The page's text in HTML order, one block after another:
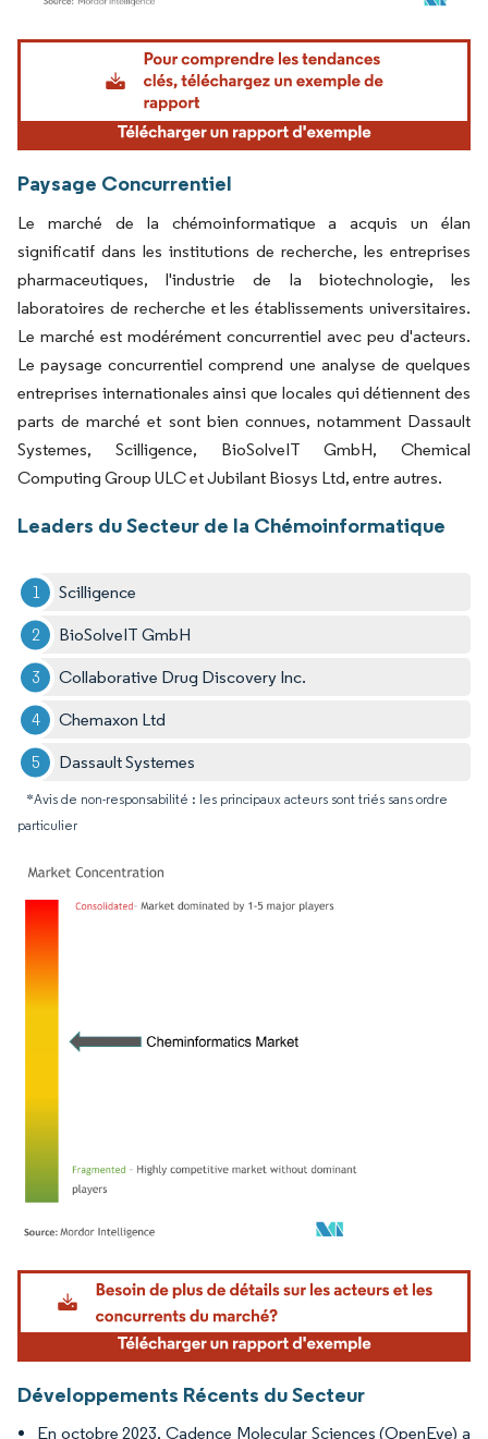
Image © Mordor Intelligence. La réutilisation nécessite une attribution sous CC BY
Paysage Concurrentiel
Le marché de la chémoinformatique a acquis un élan
significatif dans les institutions de recherche, les entreprises
pharmaceutiques, l'industrie de la biotechnologie, les
laboratoires de recherche et les établissements universitaires.
Le marché est modérément concurrentiel avec peu d'acteurs.
Le paysage concurrentiel comprend une analyse de quelques
entreprises internationales ainsi que locales qui détiennent des
parts de marché et sont bien connues, notamment Dassault
Systemes, Scilligence, BioSolveIT GmbH, Chemical
Computing Group ULC et Jubilant Biosys Ltd, entre autres.
Leaders du Secteur de la Chémoinformatique
Scilligence
BioSolveIT GmbH
Collaborative Drug Discovery Inc.
Chemaxon Ltd
Dassault Systemes
*Avis de non-responsabilité : les principaux acteurs sont triés sans ordre
particulier
Image © Mordor Intelligence. La réutilisation nécessite une attribution sous CC BY
Développements Récents du Secteur
En octobre 2023, Cadence Molecular Sciences (OpenEye) a